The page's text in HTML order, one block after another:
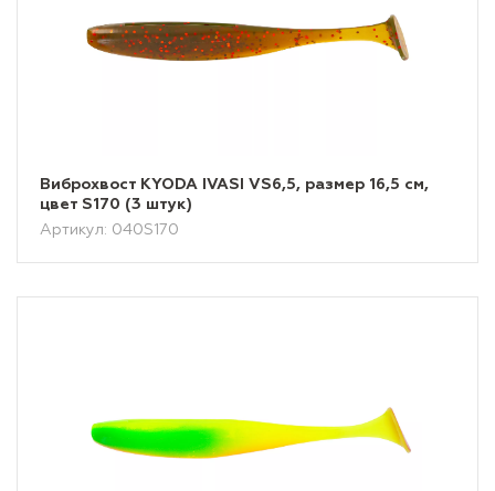
Виброхвост KYODA IVASI VS6,5, размер 16,5 см,
цвет S170 (3 штук)
Артикул: 040S170